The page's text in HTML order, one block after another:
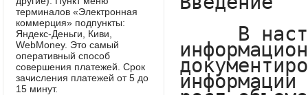
терминалов «Электронная
коммерция» подпункты:
Яндекс-Деньги, Киви,
WebMoney. Это самый
оперативный способ
совершения платежей. Срок
зачисления платежей от 5 до
15 минут.